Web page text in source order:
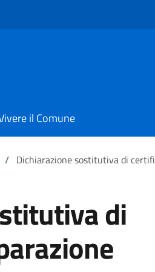
il Comune
/ Dichiarazione sostitutiva di
di